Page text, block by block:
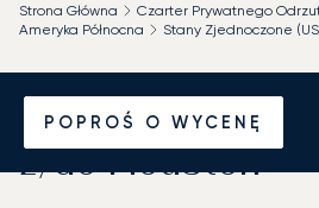
POPROŚ O WYCENĘ
Strona Główna Czarter Prywatnego
Ameryka Północna
Stany Zjednoczone
Wynajmij jet
z/do Houston